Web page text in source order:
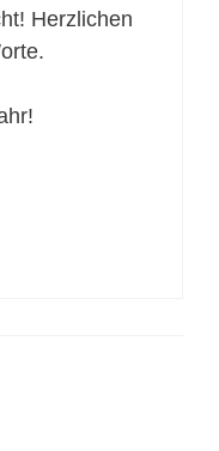
Herzlichen